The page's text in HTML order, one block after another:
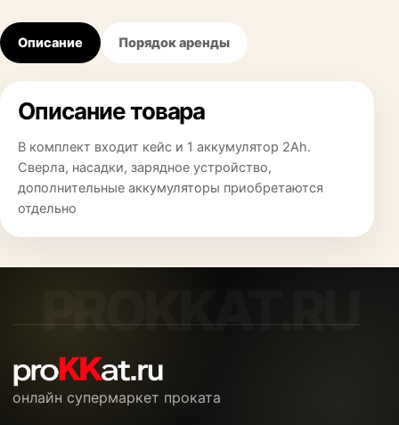
Описание Порядок аренды
Описание товара
В комплект входит кейс и 1 аккумулятор 2Ah.
Сверла, насадки, зарядное устройство,
дополнительные аккумуляторы приобретаются
отдельно
онлайн супермаркет проката